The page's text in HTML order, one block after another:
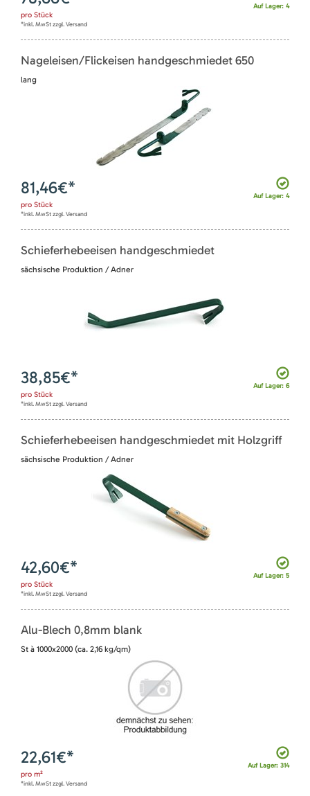
Auf Lager: 4
pro Stück
*inkl. MwSt zzgl. Versand
Nageleisen/Flickeisen handgeschmiedet 650
lang
Auf Lager: 4
81,46€*
pro Stück
*inkl. MwSt zzgl. Versand
Schieferhebeeisen handgeschmiedet
sächsische Produktion / Adner
Auf Lager: 6
38,85€*
pro Stück
*inkl. MwSt zzgl. Versand
Schieferhebeeisen handgeschmiedet mit Holzgriff
sächsische Produktion / Adner
Auf Lager: 5
42,60€*
pro Stück
*inkl. MwSt zzgl. Versand
Alu-Blech 0,8mm blank
St à 1000x2000 (ca. 2,16 kg/qm)
Auf Lager: 314
22,61€*
pro m²
*inkl. MwSt zzgl. Versand